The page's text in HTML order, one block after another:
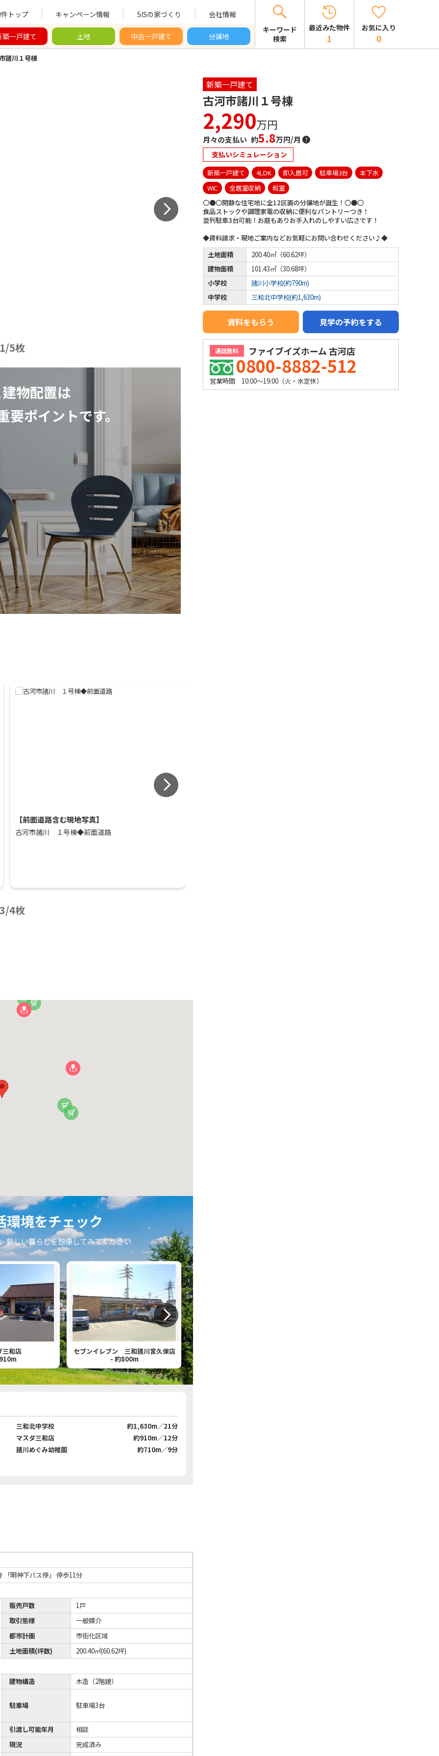
トップ キャンペーン情報 5ISの家づくり 会社情報
築一戸建て 土地 中古一戸建て 分譲地
キーワード
検索
最近みた物件
1
お気に入り
0
諸川１号棟
1/5枚
物配置は
ポイントです。
【前面道路含む現地写真】
古河市諸川 １号棟◆前面道路
3/4枚
環境をチェック
新しい暮らしを想像してみてください
三和店
セブンイレブン 三和諸川宮久保店
- 約800m
三和北中学校
約1,630m／21分
マスダ三和店
約910m／12分
諸川めぐみ幼稚園
約710m／9分
「明神下バス停」 停歩11分
販売戸数
1戸
取引態様
一般媒介
都市計画
市街化区域
土地面積(坪数)
200.40㎡(60.62坪)
建物構造 木造（2階建）
駐車場 駐車場3台
引渡し可能年月
相談
現況
完成済み
新築一戸建て
古河市諸川１号棟
2,290万円
月々の支払い 約5.8万円/月
支払いシミュレーション
新築一戸建て 4LDK 即入居可 駐車場3台
本下水
WIC
全居室収納
和室
〇●〇閑静な住宅地に全12区画の分譲地が誕生！〇●〇
食品ストックや調理家電の収納に便利なパントリーつき！
並列駐車3台可能！お庭もありお手入れのしやすい広さです！
◆資料請求・現地ご案内などお気軽にお問い合わせください♪◆
土地面積
200.40㎡（60.62坪）
建物面積
101.43㎡（30.68坪）
小学校
諸川小学校(約790m)
中学校
三和北中学校(約1,630m)
資料をもらう 見学の予約をする
通話無料 ファイブイズホーム 古河店
0800-8882-512
営業時間 10:00～19:00（火・水定休）